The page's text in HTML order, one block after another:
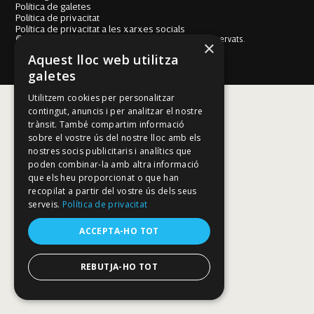
Política de galetes
Política de privacitat
Política de privacitat a les xarxes socials
© Fundació Mallorca Literària 2026. Tots els drets reservats.
Disseny i desenvolupament web BESTALDE STUDIO
×
Aquest lloc web utilitza
galetes
Utilitzem cookies per personalitzar
contingut, anuncis i per analitzar el nostre
trànsit. També compartim informació
sobre el vostre ús del nostre lloc amb els
nostres socis publicitaris i analítics que
poden combinar-la amb altra informació
que els heu proporcionat o que han
recopilat a partir del vostre ús dels seus
serveis. Política de privacitat
ACCEPTA-HO TOT
REBUTJA-HO TOT